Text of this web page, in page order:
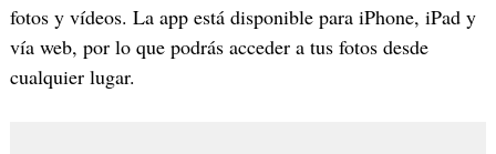
fotos y vídeos. La app está disponible para iPhone, iPad y
vía web, por lo que podrás acceder a tus fotos desde
cualquier lugar.